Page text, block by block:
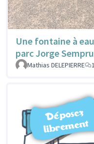
Une fontaine à
parc Jorge
Mathias DELEPIERRE
1